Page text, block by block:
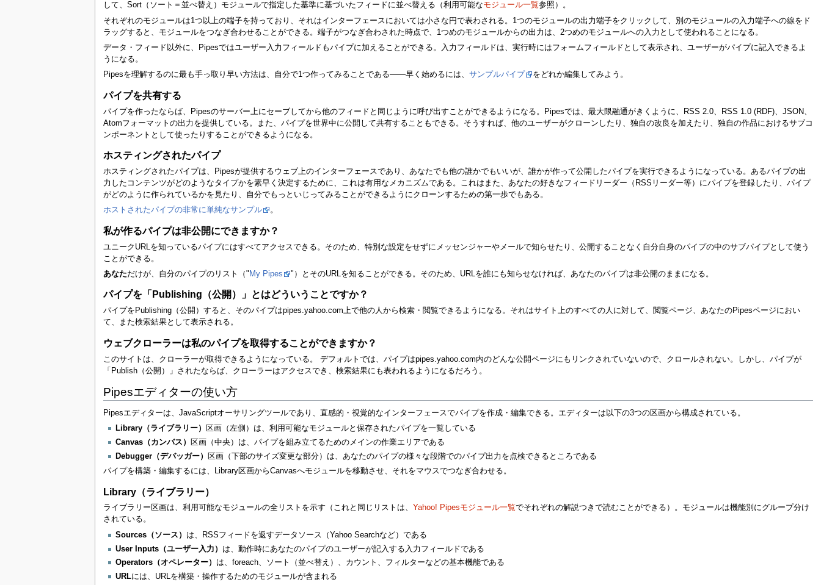
して、Sort（ソート＝並べ替え）モジュールで指定した基準に基づいたフィードに並べ替える（利用可能なモジュール一覧参照）。
それぞれのモジュールは1つ以上の端子を持っており、それはインターフェースにおいては小さな円で表わされる。1つのモジュールの出力端子をクリックして、別のモジュールの入力端子への線をド
ラッグすると、モジュールをつなぎ合わせることができる。端子がつなぎ合わされた時点で、1つめのモジュールからの出力は、2つめのモジュールへの入力として使われることになる。
データ・フィード以外に、Pipesではユーザー入力フィールドもパイプに加えることができる。入力フィールドは、実行時にはフォームフィールドとして表示され、ユーザーがパイプに記入できるよ
うになる。
Pipesを理解するのに最も手っ取り早い方法は、自分で1つ作ってみることである――早く始めるには、 サンプルパイプ をどれか編集してみよう。
パイプを共有する
パイプを作ったならば、Pipesのサーバー上にセーブしてから他のフィードと同じように呼び出すことができるようになる。Pipesでは、最大限融通がきくように、RSS 2.0、RSS 1.0 (RDF)、JSON、
Atomフォーマットの出力を提供している。また、パイプを世界中に公開して共有することもできる。そうすれば、他のユーザーがクローンしたり、独自の改良を加えたり、独自の作品におけるサブコ
ンポーネントとして使ったりすることができるようになる。
ホスティングされたパイプ
ホスティングされたパイプは、Pipesが提供するウェブ上のインターフェースであり、あなたでも他の誰かでもいいが、誰かが作って公開したパイプを実行できるようになっている。あるパイプの出
力したコンテンツがどのようなタイプかを素早く決定するために、これは有用なメカニズムである。これはまた、あなたの好きなフィードリーダー（RSSリーダー等）にパイプを登録したり、パイプ
がどのように作られているかを見たり、自分でもっといじってみることができるようにクローンするための第一歩でもある。
ホストされたパイプの非常に単純なサンプル
。
私が作るパイプは非公開にできますか？
ユニークURLを知っているパイプにはすべてアクセスできる。そのため、特別な設定をせずにメッセンジャーやメールで知らせたり、公開することなく自分自身のパイプの中のサブパイプとして使う
ことができる。
あなただけが、自分のパイプのリスト（" My Pipes "）とそのURLを知ることができる。そのため、URLを誰にも知らせなければ、あなたのパイプは非公開のままになる。
パイプを「Publishing（公開）」とはどういうことですか？
パイプをPublishing（公開）すると、そのパイプはpipes.yahoo.com上で他の人から検索・閲覧できるようになる。それはサイト上のすべての人に対して、閲覧ページ、あなたのPipesページにおい
て、また検索結果として表示される。
ウェブクローラーは私のパイプを取得することができますか？
このサイトは、クローラーが取得できるようになっている。 デフォルトでは、パイプはpipes.yahoo.com内のどんな公開ページにもリンクされていないので、クロールされない。しかし、パイプが
「Publish（公開）」されたならば、クローラーはアクセスでき、検索結果にも表われるようになるだろう。
Pipesエディターの使い方
Pipesエディターは、JavaScriptオーサリングツールであり、直感的・視覚的なインターフェースでパイプを作成・編集できる。エディターは以下の3つの区画から構成されている。
Library（ライブラリー）
区画（左側）は、利用可能なモジュールと保存されたパイプを一覧している
Canvas（カンバス）
区画（中央）は、パイプを組み立てるためのメインの作業エリアである
Debugger（デバッガー）
区画（下部のサイズ変更な部分）は、あなたのパイプの様々な段階でのパイプ出力を点検できるところである
パイプを構築・編集するには、Library区画からCanvasへモジュールを移動させ、それをマウスでつなぎ合わせる。
Library（ライブラリー）
ライブラリー区画は、利用可能なモジュールの全リストを示す（これと同じリストは、 Yahoo! Pipesモジュール一覧でそれぞれの解説つきで読むことができる）。モジュールは機能別にグループ分け
されている。
Sources（ソース） は、RSSフィードを返すデータソース（Yahoo Searchなど）である
User Inputs（ユーザー入力） は、動作時にあなたのパイプのユーザーが記入する入力フィールドである
Operators（オペレーター） は、foreach、ソート（並べ替え）、カウント、フィルターなどの基本機能である
URLには、URLを構築・操作するためのモジュールが含まれる